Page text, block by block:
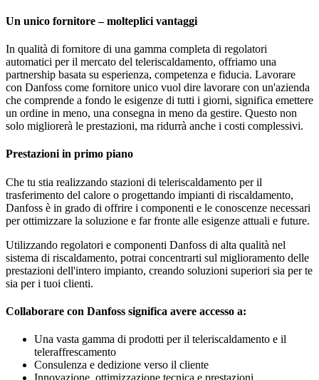
Un unico fornitore – molteplici vantaggi
In qualità di fornitore di una gamma completa di regolatori
automatici per il mercato del teleriscaldamento, offriamo una
partnership basata su esperienza, competenza e fiducia. Lavorare
con Danfoss come fornitore unico vuol dire lavorare con un'azienda
che comprende a fondo le esigenze di tutti i giorni, significa emettere
un ordine in meno, una consegna in meno da gestire. Questo non
solo migliorerà le prestazioni, ma ridurrà anche i costi complessivi.
Prestazioni in primo piano
Che tu stia realizzando stazioni di teleriscaldamento per il
trasferimento del calore o progettando impianti di riscaldamento,
Danfoss è in grado di offrire i componenti e le conoscenze necessari
per ottimizzare la soluzione e far fronte alle esigenze attuali e future.
Utilizzando regolatori e componenti Danfoss di alta qualità nel
sistema di riscaldamento, potrai concentrarti sul miglioramento delle
prestazioni dell'intero impianto, creando soluzioni superiori sia per te
sia per i tuoi clienti.
Collaborare con Danfoss significa avere accesso a:
Una vasta gamma di prodotti per il teleriscaldamento e il
teleraffrescamento
Consulenza e dedizione verso il cliente